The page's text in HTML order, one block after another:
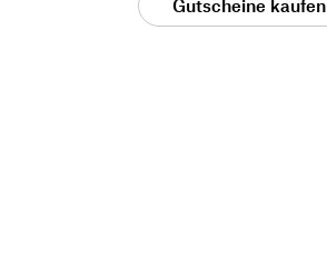
Gutscheine kaufen